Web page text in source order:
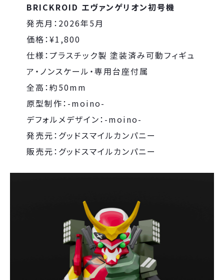
BRICKROID エヴァンゲリオン初号機
発売月：2026年5月
価格：¥1,800
仕様：プラスチック製 塗装済み可動フィギュ
ア・ノンスケール・専用台座付属
全高：約50mm
原型制作：-moino-
デフォルメデザイン：-moino-
発売元：グッドスマイルカンパニー
販売元：グッドスマイルカンパニー